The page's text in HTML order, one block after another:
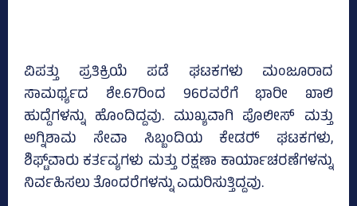
ವಿಪತ್ತು ಪ್ರತಿಕ್ರಿಯೆ ಪಡೆ ಘಟಕಗಳು ಮಂಜೂರಾದ
ಸಾಮರ್ಥ್ಯದ ಶೇ.67ರಿಂದ 96ರವರೆಗೆ ಭಾರೀ ಖಾಲಿ
ಹುದ್ದೆಗಳನ್ನು ಹೊಂದಿದ್ದವು. ಮುಖ್ಯವಾಗಿ ಪೊಲೀಸ್‌ ಮತ್ತು
ಅಗ್ನಿಶಾಮ ಸೇವಾ ಸಿಬ್ಬಂದಿಯ ಕೇಡರ್‍‌ ಘಟಕಗಳು,
ಶಿಫ್ಟ್‌ವಾರು ಕರ್ತವ್ಯಗಳು ಮತ್ತು ರಕ್ಷಣಾ ಕಾರ್ಯಾಚರಣೆಗಳನ್ನು
ನಿರ್ವಹಿಸಲು ತೊಂದರೆಗಳನ್ನು ಎದುರಿಸುತ್ತಿದ್ದವು.